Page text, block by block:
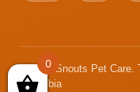
© 2026 Snouts Pet Care.
Colombia
0